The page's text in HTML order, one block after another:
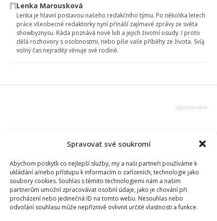
Spravovat své soukromí
Abychom poskytli co nejlepší služby, my a naši partneři používáme k
ukládání a/nebo přístupu k informacím o zařízeních, technologie jako
soubory cookies. Souhlas s těmito technologiemi nám a našim
partnerům umožní zpracovávat osobní údaje, jako je chování při
procházení nebo jedinečná ID na tomto webu. Nesouhlas nebo
odvolání souhlasu může nepříznivě ovlivnit určité vlastnosti a funkce.
Lenka Marousková
Lenka je hlavní postavou našeho redakčního týmu. Po několika letech
práce všeobecné redaktorky nyní přináší zajímavé zprávy ze světa
showbyznysu. Ráda poznává nové lidi a jejich životní osudy. I proto
dělá rozhovory s osobnostmi, nebo píše vaše příběhy ze života. Svůj
volný čas nejraději věnuje své rodině.